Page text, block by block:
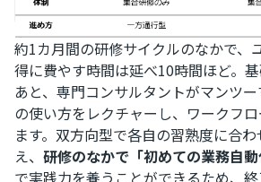
約1カ月間の研修サイクルのなかで、
得に費やす時間は延べ10時間ほど。
あと、専門コンサルタントがマンツ
の使い方をレクチャーし、ワークフ
ます。双方向型で各自の習熟度に合
え、 研修のなかで「初めての業務自